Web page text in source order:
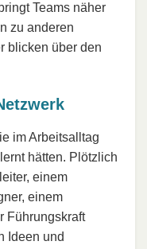
Teams näher
zu anderen
blicken über den
im Arbeitsalltag
hätten. Plötzlich
einem
einem
Führungskraft
Ideen und